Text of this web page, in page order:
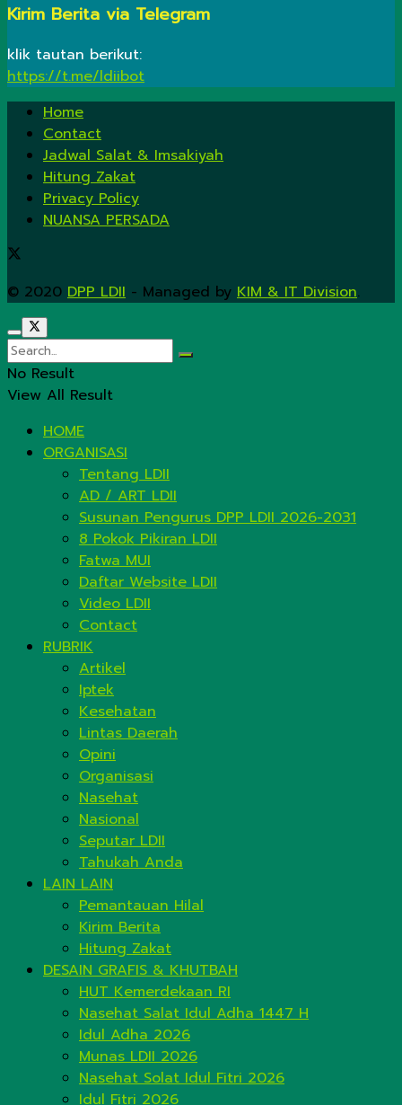
Kirim Berita via Telegram
klik tautan berikut:
https://t.me/ldiibot
Home
Contact
Jadwal Salat & Imsakiyah
Hitung Zakat
Privacy Policy
NUANSA PERSADA
© 2020 DPP LDII - Managed by KIM & IT Division.
No Result
View All Result
HOME
ORGANISASI
Tentang LDII
AD / ART LDII
Susunan Pengurus DPP LDII 2026-2031
8 Pokok Pikiran LDII
Fatwa MUI
Daftar Website LDII
Video LDII
Contact
RUBRIK
Artikel
Iptek
Kesehatan
Lintas Daerah
Opini
Organisasi
Nasehat
Nasional
Seputar LDII
Tahukah Anda
LAIN LAIN
Pemantauan Hilal
Kirim Berita
Hitung Zakat
DESAIN GRAFIS & KHUTBAH
HUT Kemerdekaan RI
Nasehat Salat Idul Adha 1447 H
Idul Adha 2026
Munas LDII 2026
Nasehat Solat Idul Fitri 2026
Idul Fitri 2026